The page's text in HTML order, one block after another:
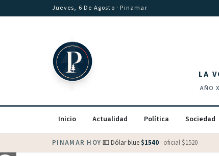
Saltar al contenidoJueves, 6 De Agosto · Pinamar
LA
AÑO
Inicio Actualidad Política Sociedad
PINAMAR HOY·💵 Dólar blue $1540 · oficial $1520